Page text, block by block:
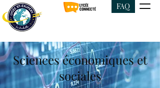
FAQ
Sciences économiques et
sociales